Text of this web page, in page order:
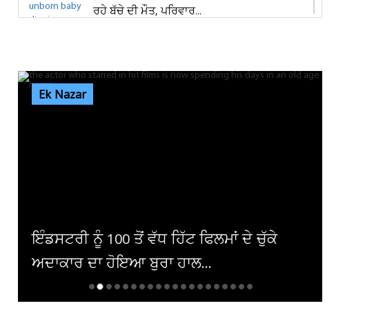
ਰਹੇ ਬੱਚੇ ਦੀ ਮੌਤ, ਪਰਿਵਾਰ...
Ek Nazar
ਇੰਡਸਟਰੀ ਨੂੰ 100 ਤੋਂ ਵੱਧ ਹਿੱਟ ਫਿਲਮਾਂ ਦੇ ਚੁੱਕੇ
ਅਦਾਕਾਰ ਦਾ ਹੋਇਆ ਬੁਰਾ ਹਾਲ...